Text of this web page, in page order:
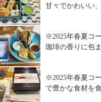
甘々でかわいい
※2025年春夏コ
珈琲の香りに包
※2025年春夏コ
で豊かな食材を